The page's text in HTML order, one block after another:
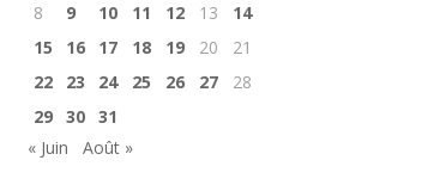
8
9 10 11 12 13
14
15
16 17 18 19 20
21
22
23 24 25 26 27
28
29 30 31
« Juin
Août »